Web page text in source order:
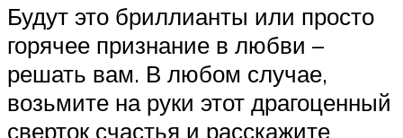
Будут это бриллианты или просто
горячее признание в любви –
решать вам. В любом случае,
возьмите на руки этот драгоценный
сверток счастья и расскажите